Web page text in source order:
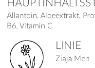
Allantoin, Aloeextrakt,
B6, Vitamin C
LINIE
Ziaja Men